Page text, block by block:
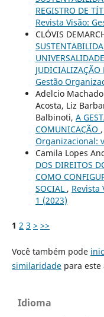
REGISTRO DE
Revista Visão:
CLÓVIS
Gestão
Adelcio
Acosta, Liz
Balbinoti, A
COMUNICAÇÃO ,
Organizacional:
Camila Lopes
DOS DIREITOS
COMO
SOCIAL , Revista
1 (2023)
1 2 3 > >>
Você também pode
similaridadepara este
Idioma